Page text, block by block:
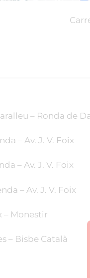
– Ronda de
– Av. J. V. Foix
– Av. J. V. Foix
– Av. J. V. Foix
– Monestir
– Bisbe Català